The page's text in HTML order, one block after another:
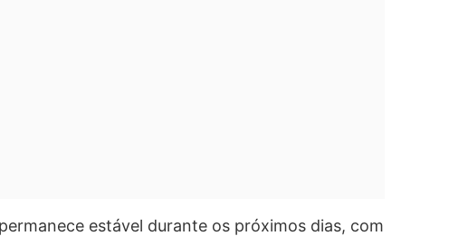
estável durante os próximos dias, com